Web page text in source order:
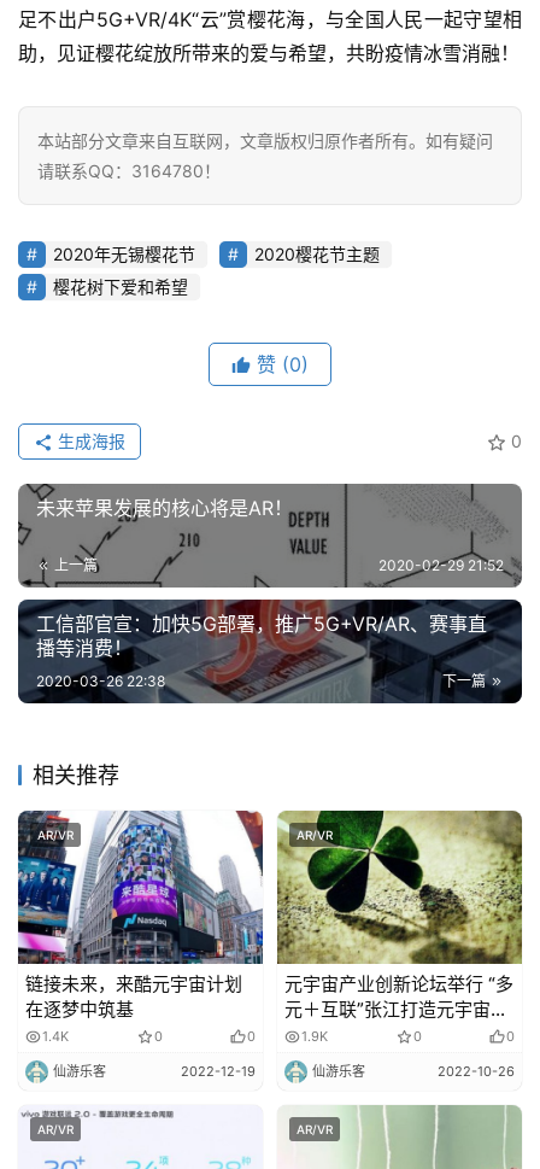
人
工
智
学
习
来
医
疗
智
能
驾
智
慧
城
市
更
多
内
容
登录
足不出户5G+VR/4K“云”赏樱花海，与全国人民一起守望相
助，见证樱花绽放所带来的爱与希望，共盼疫情冰雪消融！
本站部分文章来自互联网，文章版权归原作者所有。如有疑问
请联系QQ：3164780！
2020年无锡樱花节
2020樱花节主题
樱花树下爱和希望
赞 (0)
0
生成海报
未来苹果发展的核心将是AR！
上一篇 2020-02-29 21:52
工信部官宣：加快5G部署，推广5G+VR/AR、赛事直
播等消费！
下一篇
2020-03-26 22:38
相关推荐
AR/VR
链接未来，来酷元宇宙计划
在逐梦中筑基
1.4K 0 0
仙游乐客 2022-12-19
AR/VR
元宇宙产业创新论坛举行 “多
元＋互联”张江打造元宇宙产
业高地
1.9K 0 0
仙游乐客 2022-10-26
AR/VR AR/VR